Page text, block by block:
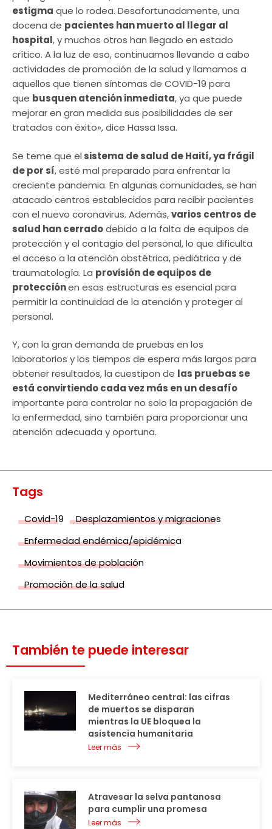
estigma que lo rodea. Desafortunadamente, una
docena de pacientes han muerto al llegar al
hospital, y muchos otros han llegado en estado
crítico. A la luz de eso, continuamos llevando a cabo
actividades de promoción de la salud y llamamos a
aquellos que tienen síntomas de COVID-19 para
que busquen atención inmediata, ya que puede
mejorar en gran medida sus posibilidades de ser
tratados con éxito», dice Hassa Issa.
Se teme que el sistema de salud de Haití, ya frágil
de por sí, esté mal preparado para enfrentar la
creciente pandemia. En algunas comunidades, se han
atacado centros establecidos para recibir pacientes
con el nuevo coronavirus. Además,varios centros de
salud han cerradodebido a la falta de equipos de
protección y el contagio del personal, lo que dificulta
el acceso a la atención obstétrica, pediátrica y de
traumatología. La provisión de equipos de
protecciónen esas estructuras es esencial para
permitir la continuidad de la atención y proteger al
personal.
Y, con la gran demanda de pruebas en los
laboratorios y los tiempos de espera más largos para
obtener resultados, la cuestipon de las pruebas se
está convirtiendo cada vez más en un desafío
importante para controlar no solo la propagación de
la enfermedad, sino también para proporcionar una
atención adecuada y oportuna.
Tags
Covid-19
Desplazamientos y migraciones
Enfermedad endémica/epidémica
Movimientos de población
Promoción de la salud
También te puede interesar
Mediterráneo central: las cifras
de muertos se disparan
mientras la UE bloquea la
asistencia humanitaria
Leer más
Atravesar la selva pantanosa
para cumplir una promesa
Leer más